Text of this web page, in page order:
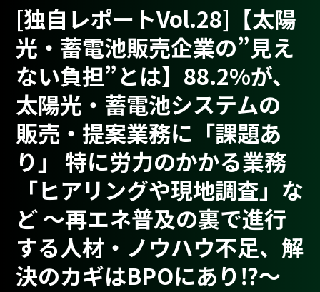
[独自レポートVol.28]【太陽
光・蓄電池販売企業の”見え
ない負担”とは】88.2%が、
太陽光・蓄電池システムの
販売・提案業務に「課題あ
り」 特に労力のかかる業務
「ヒアリングや現地調査」な
ど ～再エネ普及の裏で進行
する人材・ノウハウ不足、解
決のカギはBPOにあり⁉～